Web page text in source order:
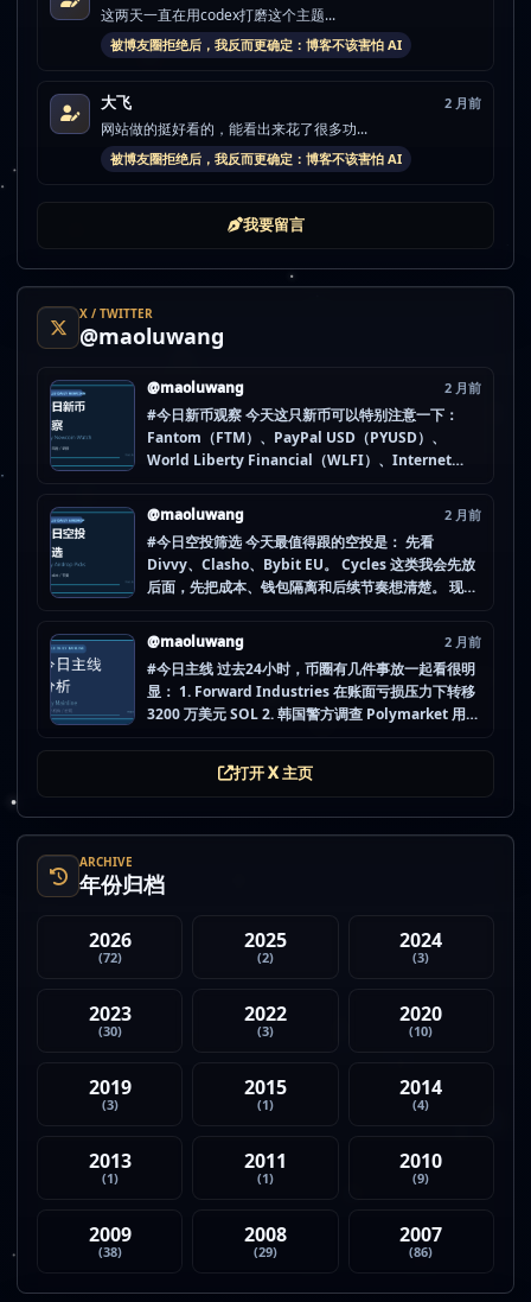
这两天一直在用codex打磨这个主题...
被博友圈拒绝后，我反而更确定：博客不该害怕 AI
大飞 2 月前
网站做的挺好看的，能看出来花了很多功...
被博友圈拒绝后，我反而更确定：博客不该害怕 AI
我要留言
X / TWITTER
@maoluwang
@maoluwang 2 月前
#今日新币观察 今天这只新币可以特别注意一下：
Fantom（FTM）、PayPal USD（PYUSD）、
World Liberty Financial（WLFI）、Internet
而是更像“热度是不是在回流”的样本。 这种时候最怕
把...
@maoluwang 2 月前
#今日空投筛选 今天最值得跟的空投是： 先看
Divvy、Clasho、Bybit EU。 Cycles 这类我会先放
后面，先把成本、钱包隔离和后续节奏想清楚。 现在
都没做扎实。 mao.lu/today-airdrop-selecti… #空
投项目 #...
@maoluwang 2 月前
#今日主线 过去24小时，币圈有几件事放一起看很明
显： 1. Forward Industries 在账面亏损压力下转移
3200 万美元 SOL 2. 韩国警方调查 Polymarket 用户
打开 X 主页
ARCHIVE
年份归档
2026
(72)
2025
(2)
2024
(3)
2023
(30)
2022
(3)
2020
(10)
2019
(3)
2015
(1)
2014
(4)
2013
(1)
2011
(1)
2010
(9)
2009
(38)
2008
(29)
2007
(86)